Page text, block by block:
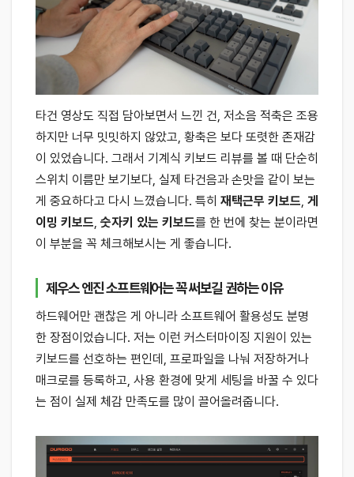
타건 영상도 직접 담아보면서 느낀 건, 저소음 적축은 조용
하지만 너무 밋밋하지 않았고, 황축은 보다 또렷한 존재감
이 있었습니다. 그래서 기계식 키보드 리뷰를 볼 때 단순히
스위치 이름만 보기보다, 실제 타건음과 손맛을 같이 보는
게 중요하다고 다시 느꼈습니다. 특히 재택근무 키보드, 게
이밍 키보드, 숫자키 있는 키보드를 한 번에 찾는 분이라면
이 부분을 꼭 체크해보시는 게 좋습니다.
제우스 엔진 소프트웨어는 꼭 써보길 권하는 이유
하드웨어만 괜찮은 게 아니라 소프트웨어 활용성도 분명
한 장점이었습니다. 저는 이런 커스터마이징 지원이 있는
키보드를 선호하는 편인데, 프로파일을 나눠 저장하거나
매크로를 등록하고, 사용 환경에 맞게 세팅을 바꿀 수 있다
는 점이 실제 체감 만족도를 많이 끌어올려줍니다.